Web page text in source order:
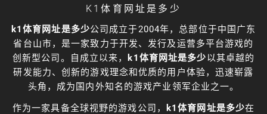
K1体育网址是多少
k1体育网址是多少公司成立于2004年，总部位于中国广东
省台山市，是一家致力于开发、发行及运营多平台游戏的
创新型公司。自成立以来，
k1体育网址是多少以其卓越的
研发能力、创新的游戏理念和优质的用户体验，迅速崭露
头角，成为国内外知名的游戏产业领军企业之一。
作为一家具备全球视野的游戏公司，
k1体育网址是多少在